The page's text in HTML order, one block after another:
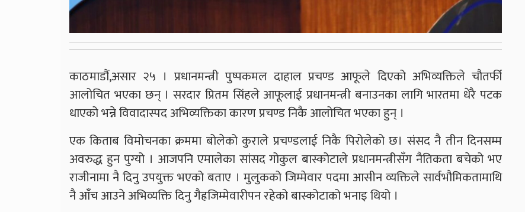
काठमाडौं,असार २५ । प्रधानमन्त्री पुष्पकमल दाहाल प्रचण्ड आफूले दिएको अभिव्यक्तिले चौतर्फी
आलोचित भएका छन् । सरदार प्रितम सिंहले आफूलाई प्रधानमन्त्री बनाउनका लागि भारतमा धेरै पटक
धाएको भन्ने विवादास्पद अभिव्यक्तिका कारण प्रचण्ड निकै आलोचित भएका हुन् ।
एक किताब विमोचनका क्रममा बोलेको कुराले प्रचण्डलाई निकै पिरोलेको छ। संसद नै तीन दिनसम्म
अवरुद्ध हुन पुग्यो । आजपनि एमालेका सांसद गोकुल बास्कोटाले प्रधानमन्त्रीसँग नैतिकता बचेको भए
राजीनामा नै दिनु उपयुक्त भएको बताए । मुलुकको जिम्मेवार पदमा आसीन व्यक्तिले सार्वभौमिकतामाथि
नै आँच आउने अभिव्यक्ति दिनु गैह्रजिम्मेवारीपन रहेको बास्कोटाको भनाइ थियो ।